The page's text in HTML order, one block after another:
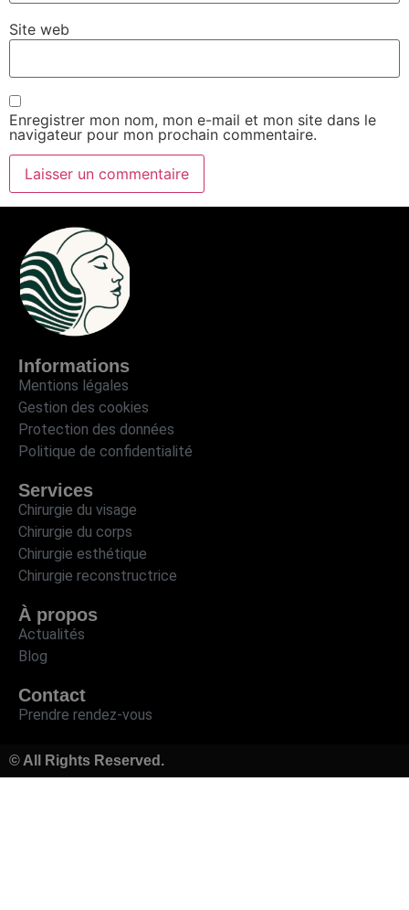
Site web
Enregistrer mon nom, mon e-mail et mon site dans le
navigateur pour mon prochain commentaire.
Informations
Mentions légales
Gestion des cookies
Protection des données
Politique de confidentialité
Services
Chirurgie du visage
Chirurgie du corps
Chirurgie esthétique
Chirurgie reconstructrice
À propos
Actualités
Blog
Contact
Prendre rendez-vous
© All Rights Reserved.